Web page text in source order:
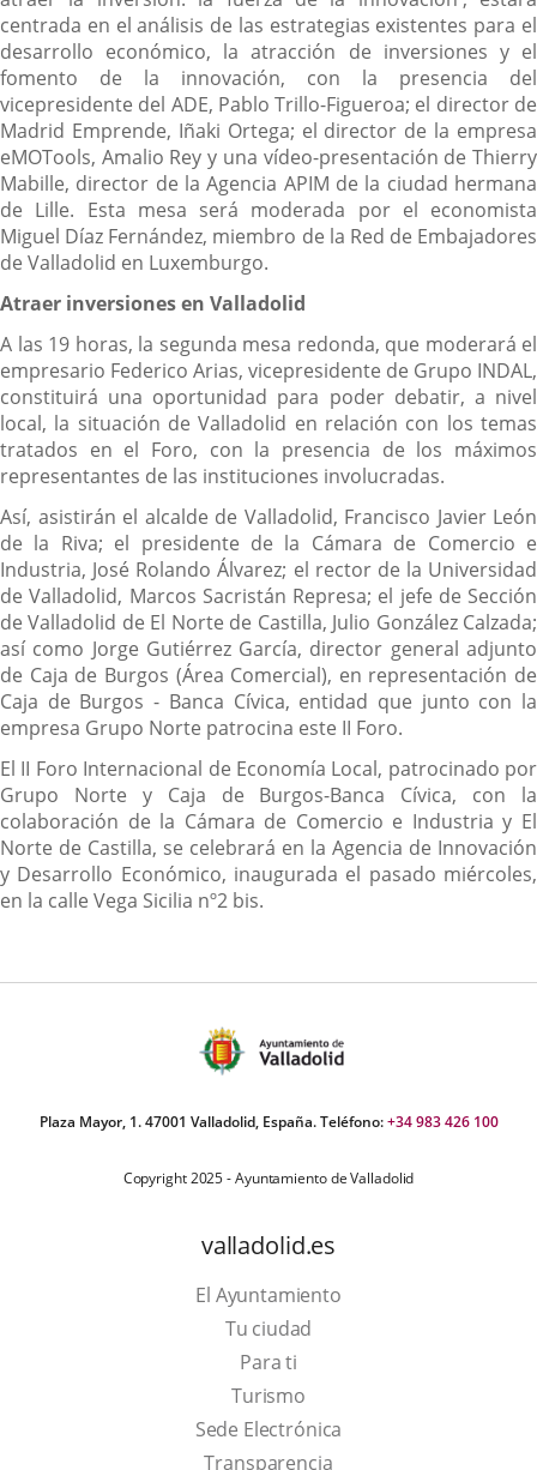
centrada en el análisis de las estrategias existentes para el
desarrollo económico, la atracción de inversiones y el
fomento de la innovación, con la presencia del
vicepresidente del ADE, Pablo Trillo-Figueroa; el director de
Madrid Emprende, Iñaki Ortega; el director de la empresa
eMOTools, Amalio Rey y una vídeo-presentación de Thierry
Mabille, director de la Agencia APIM de la ciudad hermana
de Lille. Esta mesa será moderada por el economista
Miguel Díaz Fernández, miembro de la Red de Embajadores
de Valladolid en Luxemburgo.
Atraer inversiones en Valladolid
A las 19 horas, la segunda mesa redonda, que moderará el
empresario Federico Arias, vicepresidente de Grupo INDAL,
constituirá una oportunidad para poder debatir, a nivel
local, la situación de Valladolid en relación con los temas
tratados en el Foro, con la presencia de los máximos
representantes de las instituciones involucradas.
Así, asistirán el alcalde de Valladolid, Francisco Javier León
de la Riva; el presidente de la Cámara de Comercio e
Industria, José Rolando Álvarez; el rector de la Universidad
de Valladolid, Marcos Sacristán Represa; el jefe de Sección
de Valladolid de El Norte de Castilla, Julio González Calzada;
así como Jorge Gutiérrez García, director general adjunto
de Caja de Burgos (Área Comercial), en representación de
Caja de Burgos - Banca Cívica, entidad que junto con la
empresa Grupo Norte patrocina este II Foro.
El II Foro Internacional de Economía Local, patrocinado por
Grupo Norte y Caja de Burgos-Banca Cívica, con la
colaboración de la Cámara de Comercio e Industria y El
Norte de Castilla, se celebrará en la Agencia de Innovación
y Desarrollo Económico, inaugurada el pasado miércoles,
en la calle Vega Sicilia nº2 bis.
Plaza Mayor, 1. 47001 Valladolid, España. Teléfono:+34 983 426 100
Copyright 2025 - Ayuntamiento de Valladolid
valladolid.es
El Ayuntamiento
Tu ciudad
Para ti
TurismoThis
link
will
Sede Electrónica
Transparencia